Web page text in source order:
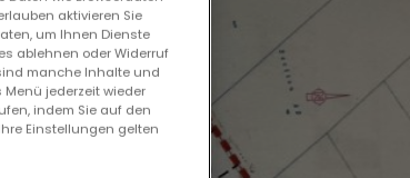
aktivieren Sie
um Ihnen Dienste
ablehnen oder Widerruf
manche Inhalte und
jederzeit wieder
indem Sie auf den
Einstellungen gelten